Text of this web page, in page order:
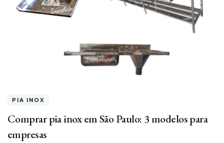
PIA INOX
Comprar pia inox em São Paulo: 3 modelos para
empresas